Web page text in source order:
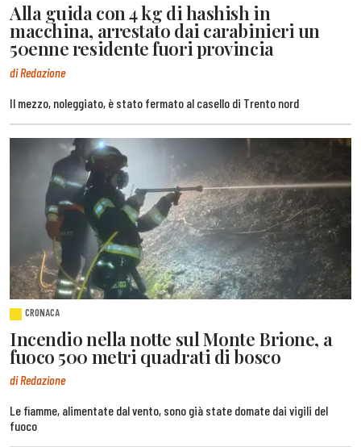
Alla guida con 4 kg di hashish in
macchina, arrestato dai carabinieri un
50enne residente fuori provincia
di Redazione
Il mezzo, noleggiato, è stato fermato al casello di Trento nord
CRONACA
Incendio nella notte sul Monte Brione, a
fuoco 500 metri quadrati di bosco
di Redazione
Le fiamme, alimentate dal vento, sono già state domate dai vigili del
fuoco